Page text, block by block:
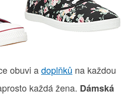
obuvi adoplňků na každou
každá žena. Dámská